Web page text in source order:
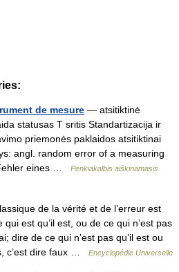
de mesure — atsitiktinė
statusas T sritis Standartizacija ir
priemonės paklaidos atsitiktinai
angl. random error of a measuring
eines …
Penkiakalbis aiškinamasis
de la vérité et de l’erreur est
qui est qu’il est, ou de ce qui n’est pas
dire de ce qui n’est pas qu’il est ou
c’est dire faux …
Encyclopédie Universelle